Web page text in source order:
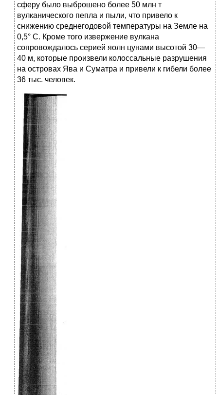
сферу было выброшено более 50 млн т
вулканического пепла и пыли, что привело к
снижению среднегодовой темпе­ратуры на Земле на
0,5° С. Кроме того извержение вулкана
сопровождалось серией яолн цунами высотой 30—
40 м, кото­рые произвели колоссальные разрушения
на островах Ява и Суматра и привели к гибели более
36 тыс. человек.